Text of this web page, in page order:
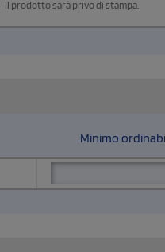
Il prodotto sarà privo di stampa.
Minimo